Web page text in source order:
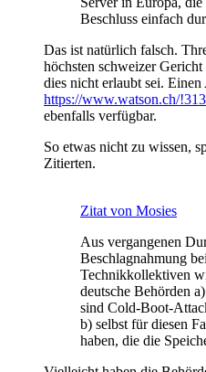
Beschluss einfach
Das ist natürlich falsch.
höchsten schweizer Gericht
dies nicht erlaubt sei.
https://www.watson.ch/
ebenfalls verfügbar.
So etwas nicht zu wissen,
Zitierten.
Zitat von Mosies
Aus vergangenen
Beschlagnahmung
Technikkollektiven
deutsche Behörden
sind Cold-Boot-
b) selbst für diesen
haben, die die